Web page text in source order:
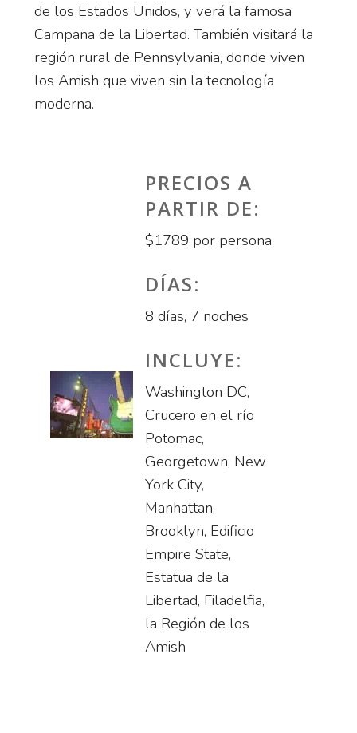
de los Estados Unidos, y verá la famosa
Campana de la Libertad. También visitará la
región rural de Pennsylvania, donde viven
los Amish que viven sin la tecnología
moderna.
PRECIOS A
PARTIR DE:
$1789 por persona
DÍAS:
8 días, 7 noches
INCLUYE:
Washington DC,
Crucero en el río
Potomac,
Georgetown, New
York City,
Manhattan,
Brooklyn, Edificio
Empire State,
Estatua de la
Libertad, Filadelfia,
la Región de los
Amish